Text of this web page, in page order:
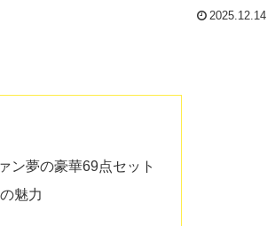
2025.12.14
ン夢の豪華69点セット
魅力